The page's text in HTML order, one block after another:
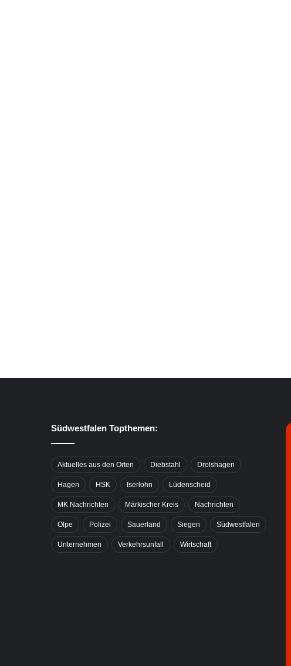
Südwestfalen Topthemen:
Aktuelles aus den Orten Diebstahl Drolshagen
Hagen HSK Iserlohn Lüdenscheid
MK Nachrichten Märkischer Kreis Nachrichten
Olpe Polizei Sauerland Siegen Südwestfalen
Unternehmen Verkehrsunfall Wirtschaft